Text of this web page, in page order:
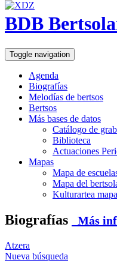
BDB
Toggle navigation
Agenda
Biografías
Melodías de bertsos
Bertsos
Más bases de datos
Catálogo de
Biblioteca
Actuaciones
Mapas
Mapa de
Mapa del
Kulturartea mapa
Biografías Más
Atzera
Nueva búsqueda